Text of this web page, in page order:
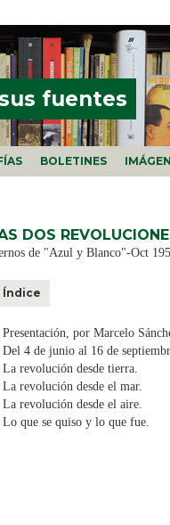
fuentes
BOLETINES
DOS
de "Azul y Blanco"-Oct
Índice
Presentación, por Marcelo
Del 4 de junio al 16 de
La revolución desde tierra.
La revolución desde el mar.
La revolución desde el aire.
Lo que se quiso y lo que fue.